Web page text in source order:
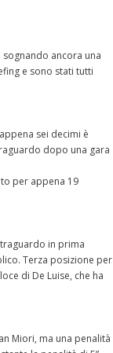
ancora una
e sono stati tutti
sei decimi è
dopo una gara
per appena 19
in prima
Terza posizione per
di De Luise, che ha
Miori, ma una penalità